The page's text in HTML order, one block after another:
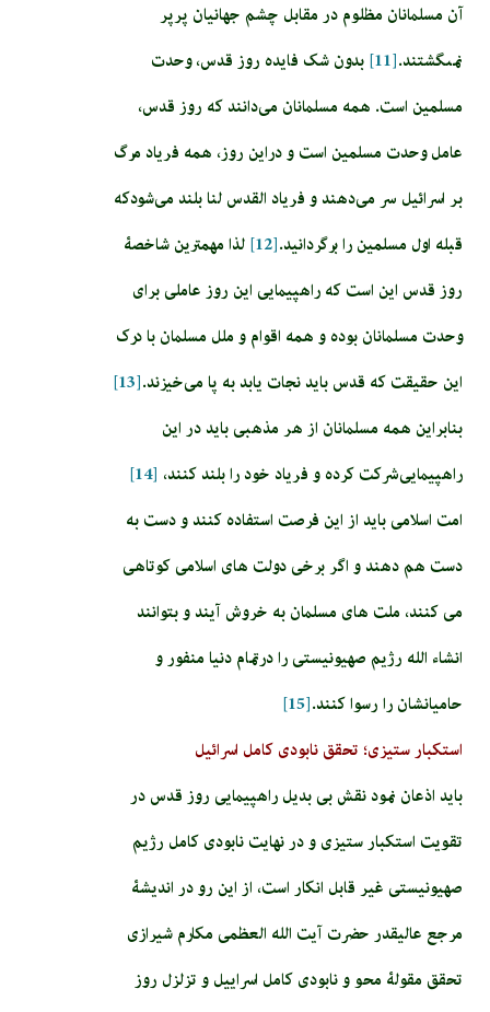
آن مسلمانان مظلوم در مقابل چشم جهانيان پرپر
نمى‏گشتند.[11]
بدون شک فایده روز قدس، وحدت
مسلمین است. همه مسلمانان می‌دانند که روز قدس،
عامل وحدت مسلمین است و دراین روز، همه فریاد مرگ
بر اسرائیل سر می‌دهند و فریاد القدس لنا بلند می‌شودکه
قبله اول مسلمین را برگردانید.[12]
لذا مهمترین شاخصۀ
روز قدس این است که راهپیمایی این روز عاملی برای
وحدت مسلمانان بوده و همه اقوام و ملل مسلمان با درک
این حقیقت که قدس باید نجات یابد به پا می‌خیزند.[13]
بنابراین همه مسلمانان از هر مذهبی باید در این
راهپیمایی شرکت کرده و فریاد خود را بلند کنند، [14]
امت اسلامی باید از این فرصت استفاده کنند و دست به
دست هم دهند و اگر برخی دولت های اسلامی کوتاهی
می کنند، ملت های مسلمان به خروش آیند و بتوانند
انشاء الله رژیم صهیونیستی را درتمام دنیا منفور و
حامیانشان را رسوا کنند.[15]
استکبار ستیزی؛ تحقق نابودی کامل اسرائیل
باید اذعان نمود نقش بی بدیل راهپیمایی روز قدس در
تقویت استکبار ستیزی و در نهایت نابودی کامل رژیم
صهیونیستی غیر قابل انکار است، از این رو در اندیشۀ
مرجع عالیقدر حضرت آیت الله العظمی مکارم شیرازی
تحقق مقولۀ محو و نابودی کامل اسراییل و تزلزل روز